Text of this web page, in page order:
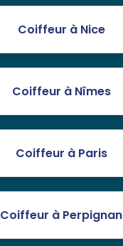
Coiffeur à Nice
Coiffeur à Nîmes
Coiffeur à Paris
Coiffeur à Perpignan